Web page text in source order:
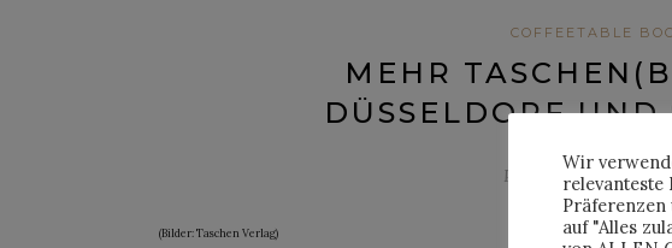
COFFEETABLE
MEHR
DÜSSELDORF UND
Posted on25. Oktober
(Bilder: Taschen Verlag)
Wir
relevanteste
Präferenzen
auf "Alles